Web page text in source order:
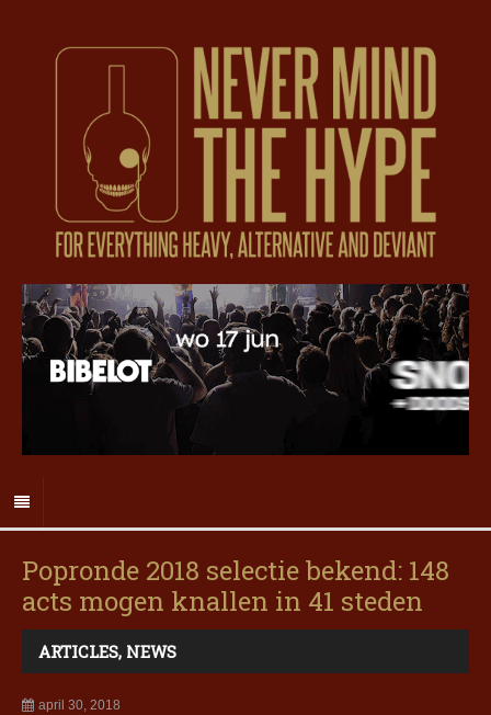
Popronde 2018 selectie bekend: 148
acts mogen knallen in 41 steden
ARTICLES, NEWS
april 30, 2018